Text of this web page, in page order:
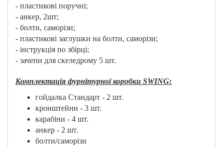
- пластикові поручні;
- анкер, 2шт;
- болти, саморізи;
- пластикові заглушки на болти, саморізи;
- інструкція по збірці;
- зачепи для скеледрому 5 шт.
Комплектація фурнітурної коробки SWING:
гойдалка Стандарт - 2 шт.
кронштейни - 3 шт.
карабіни - 4 шт.
анкер - 2 шт.
болти/саморізи